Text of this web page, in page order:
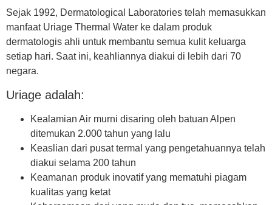
Sejak 1992, Dermatological Laboratories telah memasukkan
manfaat Uriage Thermal Water ke dalam produk
dermatologis ahli untuk membantu semua kulit keluarga
setiap hari. Saat ini, keahliannya diakui di lebih dari 70
negara.
Uriage adalah:
Kealamian Air murni disaring oleh batuan Alpen
ditemukan 2.000 tahun yang lalu
Keaslian dari pusat termal yang pengetahuannya telah
diakui selama 200 tahun
Keamanan produk inovatif yang mematuhi piagam
kualitas yang ketat